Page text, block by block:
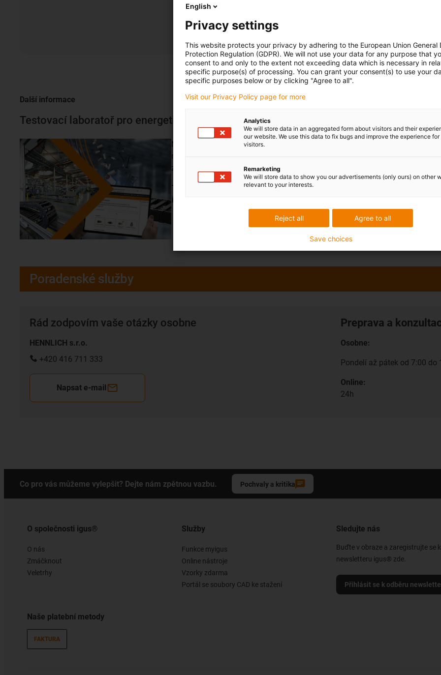
Další informace
Testovací laboratoř pro energetické řetězy
Na celkem 180 zkušebních stanicích se
ročně provedou více než tři miliardy
zkušebních cyklů.
Testovací laboratoř pro energetické
řetězy
Poradenské služby
Rád zodpovím vaše otázky osobne
HENNLICH s.r.o.
+420 416 711 333
Napsat e-mail
Preprava a
Osobne:
Pondelí až pátek od 7:00 do
Online:
24h
Co pro vás můžeme vylepšit? Dejte nám zpětnou vazbu. Pochvaly a kritika
O společnosti igus®
O nás
Zmáčknout
Veletrhy
Naše platební metody
FAKTURA
Služby
Funkce myigus
Online nástroje
Vzorky zdarma
Portál se soubory CAD ke stažení
Sledujte nás
Buďte v obraze a zaregistrujte se
newsletteru igus® zde.
Přihlásit se k odběru
English
Privacy settings
This website protects your privacy by adhering to the European Union General
Protection Regulation (GDPR). We will not use your data for any purpose that
consent to and only to the extent not exceeding data which is necessary in
specific purpose(s) of processing. You can grant your consent(s) to use your
specific purposes below or by clicking "Agree to all".
Visit our Privacy Policy page for more
Analytics
We will store data in an aggregated form about visitors and their
our website. We use this data to fix bugs and improve the experience for
visitors.
Remarketing
We will store data to show you our advertisements (only ours) on other
relevant to your interests.
Agree to all
Reject all
Save choices